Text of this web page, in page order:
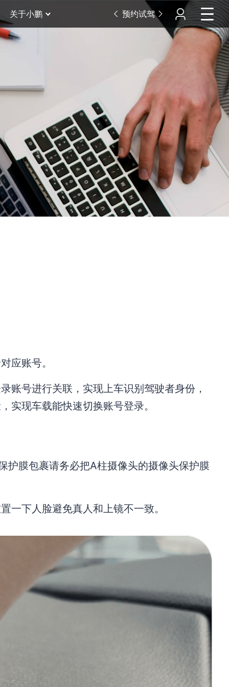
关于小鹏 预约试驾
应账号。
账号进行关联，实现上车识别驾驶者身份，
实现车载能快速切换账号登录。
护膜包裹请务必把A柱摄像头的摄像头保护膜
一下人脸避免真人和上镜不一致。